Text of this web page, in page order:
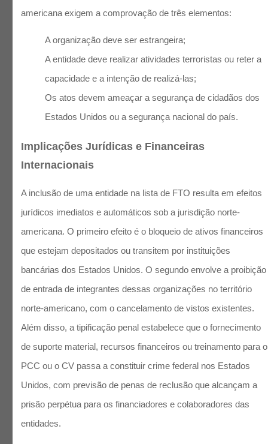
americana exigem a comprovação de três elementos:
A organização deve ser estrangeira;
A entidade deve realizar atividades terroristas ou reter a
capacidade e a intenção de realizá-las;
Os atos devem ameaçar a segurança de cidadãos dos
Estados Unidos ou a segurança nacional do país.
Implicações Jurídicas e Financeiras
Internacionais
A inclusão de uma entidade na lista de FTO resulta em efeitos
jurídicos imediatos e automáticos sob a jurisdição norte-
americana. O primeiro efeito é o bloqueio de ativos financeiros
que estejam depositados ou transitem por instituições
bancárias dos Estados Unidos. O segundo envolve a proibição
de entrada de integrantes dessas organizações no território
norte-americano, com o cancelamento de vistos existentes.
Além disso, a tipificação penal estabelece que o fornecimento
de suporte material, recursos financeiros ou treinamento para o
PCC ou o CV passa a constituir crime federal nos Estados
Unidos, com previsão de penas de reclusão que alcançam a
prisão perpétua para os financiadores e colaboradores das
entidades.